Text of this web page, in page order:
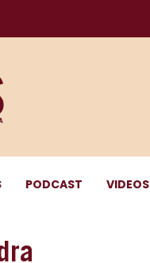
PODCAST VIDEOS